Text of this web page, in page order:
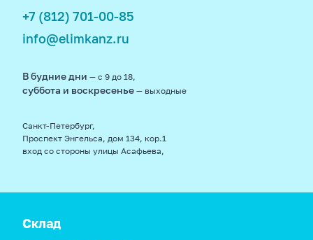
+7 (812) 701-00-85
info@elimkanz.ru
В будние дни — с 9 до 18,
суббота и воскресенье — выходные
Санкт-Петербург,
Проспект Энгельса, дом 134, кор.1
вход со стороны улицы Асафьева,
Склад